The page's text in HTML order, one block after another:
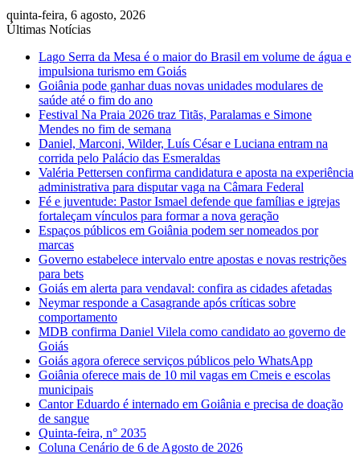
quinta-feira, 6 agosto, 2026
Últimas Notícias
Lago Serra da Mesa é o maior do Brasil em volume de água e
impulsiona turismo em Goiás
Goiânia pode ganhar duas novas unidades modulares de
saúde até o fim do ano
Festival Na Praia 2026 traz Titãs, Paralamas e Simone
Mendes no fim de semana
Daniel, Marconi, Wilder, Luís César e Luciana entram na
corrida pelo Palácio das Esmeraldas
Valéria Pettersen confirma candidatura e aposta na experiência
administrativa para disputar vaga na Câmara Federal
Fé e juventude: Pastor Ismael defende que famílias e igrejas
fortaleçam vínculos para formar a nova geração
Espaços públicos em Goiânia podem ser nomeados por
marcas
Governo estabelece intervalo entre apostas e novas restrições
para bets
Goiás em alerta para vendaval: confira as cidades afetadas
Neymar responde a Casagrande após críticas sobre
comportamento
MDB confirma Daniel Vilela como candidato ao governo de
Goiás
Goiás agora oferece serviços públicos pelo WhatsApp
Goiânia oferece mais de 10 mil vagas em Cmeis e escolas
municipais
Cantor Eduardo é internado em Goiânia e precisa de doação
de sangue
Quinta-feira, n° 2035
Coluna Cenário de 6 de Agosto de 2026